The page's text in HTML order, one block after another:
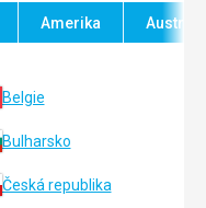
Amerika
Belgie
Bulharsko
Česká republika